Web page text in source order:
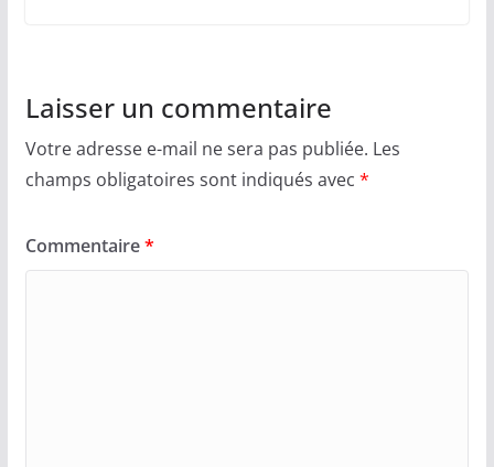
Laisser un commentaire
Votre adresse e-mail ne sera pas publiée. Les
champs obligatoires sont indiqués avec *
Commentaire*